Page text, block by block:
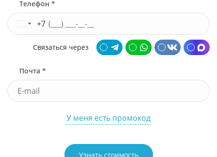
Телефон *
+7
Связаться через
Почта *
У меня есть промокод
Узнать стоимость
Узнать стоимость